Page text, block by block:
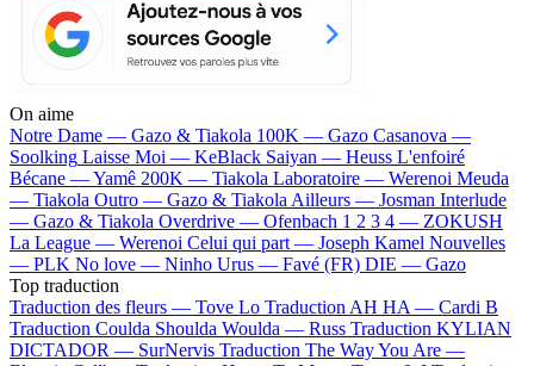
On aime
Notre Dame — Gazo & Tiakola 100K — Gazo Casanova —
Soolking Laisse Moi — KeBlack Saiyan — Heuss L'enfoiré
Bécane —Yamê 200K — Tiakola Laboratoire — Werenoi Meuda
— Tiakola Outro — Gazo & Tiakola Ailleurs — Josman Interlude
— Gazo & Tiakola Overdrive — Ofenbach 1 2 3 4 — ZOKUSH
La League — Werenoi Celui qui part — Joseph Kamel Nouvelles
— PLK No love — Ninho Urus — Favé (FR) DIE — Gazo
Top traduction
Traduction des fleurs — Tove Lo Traduction AH HA — Cardi B
Traduction Coulda Shoulda Woulda — Russ Traduction KYLIAN
DICTADOR — SurNervis Traduction The Way You Are —